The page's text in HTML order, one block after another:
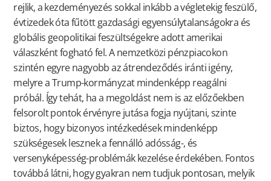
rejlik, a kezdeményezés sokkal inkább a végletekig feszülő,
évtizedek óta fűtött gazdasági egyensúlytalanságokra és
globális geopolitikai feszültségekre adott amerikai
válaszként fogható fel. A nemzetközi pénzpiacokon
szintén egyre nagyobb az átrendeződés iránti igény,
melyre a Trump-kormányzat mindenképp reagálni
próbál. Így tehát, ha a megoldást nem is az előzőekben
felsorolt pontok érvényre jutása fogja nyújtani, szinte
biztos, hogy bizonyos intézkedések mindenképp
szükségesek lesznek a fennálló adósság-, és
versenyképesség-problémák kezelése érdekében. Fontos
továbbá látni, hogy gyakran nem tudjuk pontosan, melyik